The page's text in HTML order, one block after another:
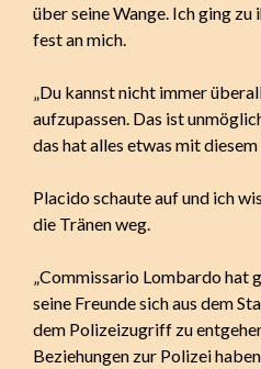
über seine Wange. Ich ging zu
fest an mich.
„Du kannst nicht immer
aufzupassen. Das ist
das hat alles etwas mit
Placido schaute auf und ich
die Tränen weg.
„Commissario Lombardo hat
seine Freunde sich aus dem
dem Polizeizugriff zu
Beziehungen zur Polizei